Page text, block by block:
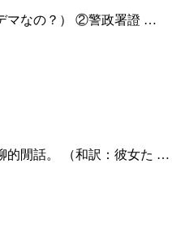
マなの？） ②警政署證 …
的閒話。 （和訳：彼女た …